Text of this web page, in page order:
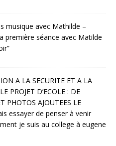
musique avec Mathilde –
première séance avec Matilde
”
A LA SECURITE ET A LA
PROJET D’ECOLE : DE
PHOTOS AJOUTEES LE
essayer de penser à venir
je suis au college à eugene